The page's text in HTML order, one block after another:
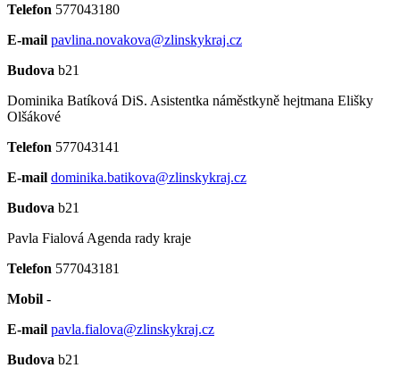
Telefon 577043180
E-mail pavlina.novakova@zlinskykraj.cz
Budova b21
Dominika Batíková DiS. Asistentka náměstkyně hejtmana Elišky
Olšákové
Telefon 577043141
E-mail dominika.batikova@zlinskykraj.cz
Budova b21
Pavla Fialová Agenda rady kraje
Telefon 577043181
Mobil -
E-mail pavla.fialova@zlinskykraj.cz
Budova b21